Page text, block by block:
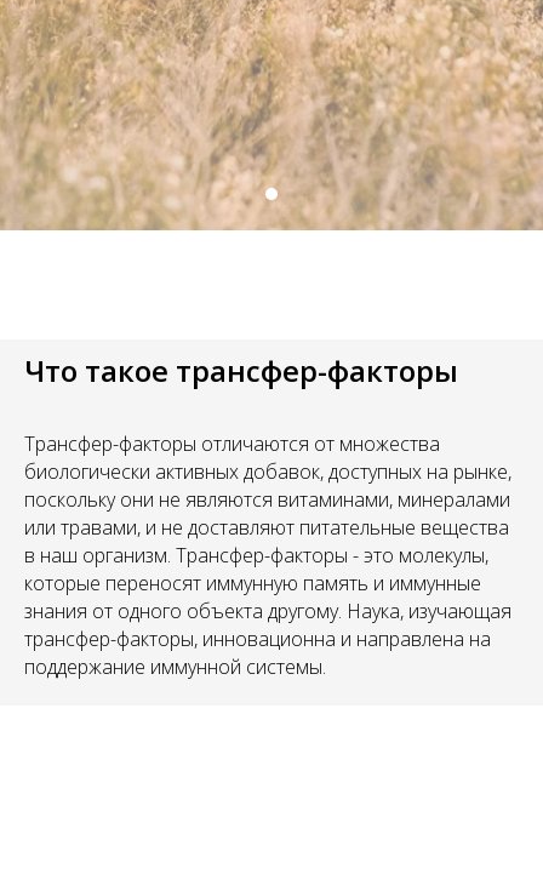
Что такое трансфер-факторы
Трансфер-факторы отличаются от множества
биологически активных добавок, доступных на рынке,
поскольку они не являются витаминами, минералами
или травами, и не доставляют питательные вещества
в наш организм. Трансфер-факторы - это молекулы,
которые переносят иммунную память и иммунные
знания от одного объекта другому. Наука, изучающая
трансфер-факторы, инновационна и направлена на
поддержание иммунной системы.